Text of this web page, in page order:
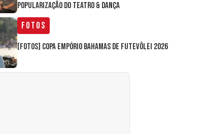
Popularização do Teatro & Dança
Fotos
[FOTOS] Copa Empório Bahamas de Futevôlei 2026